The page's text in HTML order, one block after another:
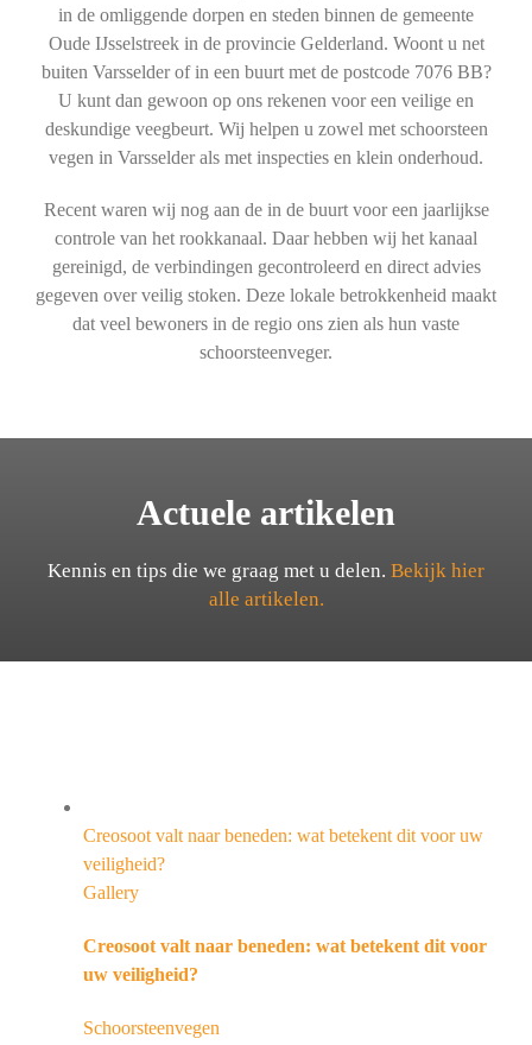
in de omliggende dorpen en steden binnen de gemeente
Oude IJsselstreek in de provincie Gelderland. Woont u net
buiten Varsselder of in een buurt met de postcode 7076 BB?
U kunt dan gewoon op ons rekenen voor een veilige en
deskundige veegbeurt. Wij helpen u zowel met schoorsteen
vegen in Varsselder als met inspecties en klein onderhoud.
Recent waren wij nog aan de in de buurt voor een jaarlijkse
controle van het rookkanaal. Daar hebben wij het kanaal
gereinigd, de verbindingen gecontroleerd en direct advies
gegeven over veilig stoken. Deze lokale betrokkenheid maakt
dat veel bewoners in de regio ons zien als hun vaste
schoorsteenveger.
Actuele artikelen
Kennis en tips die we graag met u delen. Bekijk hier
alle artikelen.
Creosoot valt naar beneden: wat betekent dit voor uw
veiligheid?
Gallery
Creosoot valt naar beneden: wat betekent dit voor
uw veiligheid?
Schoorsteenvegen